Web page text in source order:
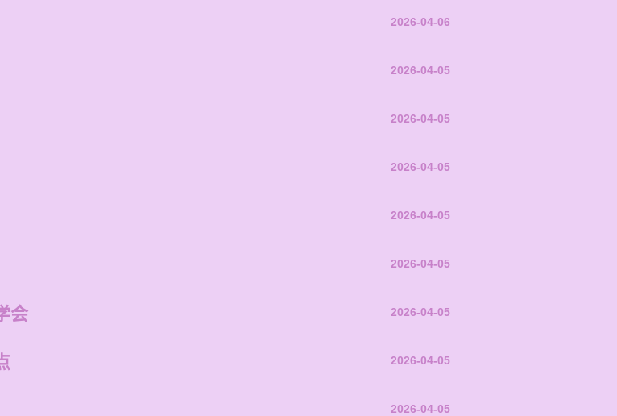
2026-04-06
2026-04-05
2026-04-05
2026-04-05
2026-04-05
2026-04-05
会 2026-04-05
2026-04-05
2026-04-05